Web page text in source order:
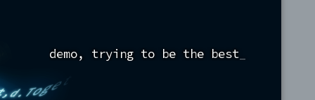
demo, tryi ng to be the best